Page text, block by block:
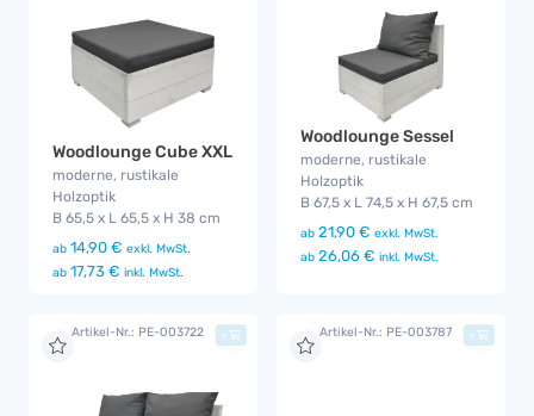
Woodlounge Cube XXL
moderne, rustikale
Holzoptik
B 65,5 x L 65,5 x H 38 cm
ab 14,90 € exkl. MwSt.
ab 17,73 € inkl. MwSt.
Woodlounge Sessel
moderne, rustikale
Holzoptik
B 67,5 x L 74,5 x H 67,5 cm
ab 21,90 € exkl. MwSt.
ab 26,06 € inkl. MwSt.
Artikel-Nr.: PE-003722 + Artikel-Nr.: PE-003787 +